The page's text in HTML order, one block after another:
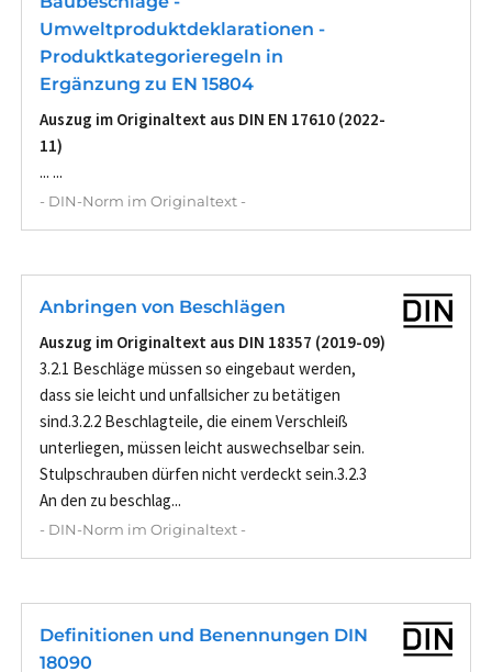
Umweltproduktdeklarationen -
Produktkategorieregeln in
Ergänzung zu EN 15804
Auszug im Originaltext aus DIN EN 17610 (2022-
11)
... ...
- DIN-Norm im Originaltext -
Anbringen von Beschlägen
Auszug im Originaltext aus DIN 18357 (2019-09)
3.2.1 Beschläge müssen so eingebaut werden,
dass sie leicht und unfallsicher zu betätigen
sind.3.2.2 Beschlagteile, die einem Verschleiß
unterliegen, müssen leicht auswechselbar sein.
Stulpschrauben dürfen nicht verdeckt sein.3.2.3
An den zu beschlag...
- DIN-Norm im Originaltext -
Definitionen und Benennungen DIN
18090